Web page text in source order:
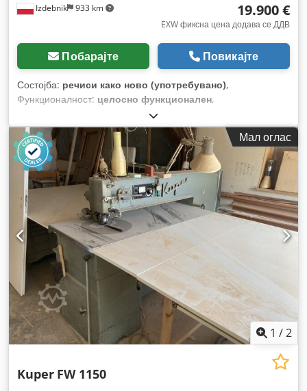
Izdebnik 933 km 19.900 €
EXW фиксна цена додава се ДДВ
Побарајте Повикајте
Состојба: речиси како ново (употребувано),
Функционалност: целосно функционален,
Мал оглас
1 /2
Kuper FW 1150